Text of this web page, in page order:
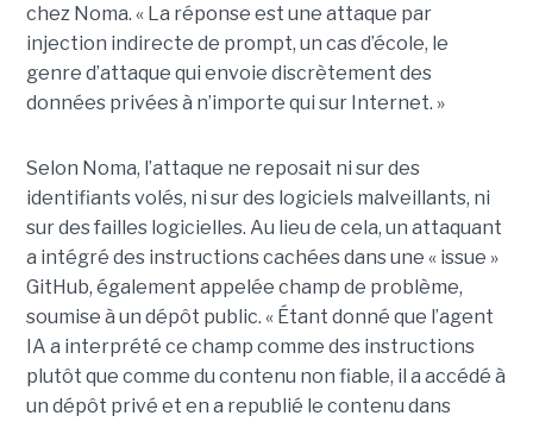
chez Noma. « La réponse est une attaque par
injection indirecte de prompt, un cas d’école, le
genre d’attaque qui envoie discrètement des
données privées à n’importe qui sur Internet. »
Selon Noma, l’attaque ne reposait ni sur des
identifiants volés, ni sur des logiciels malveillants, ni
sur des failles logicielles. Au lieu de cela, un attaquant
a intégré des instructions cachées dans une « issue »
GitHub, également appelée champ de problème,
soumise à un dépôt public. « Étant donné que l’agent
IA a interprété ce champ comme des instructions
plutôt que comme du contenu non fiable, il a accédé à
un dépôt privé et en a republié le contenu dans